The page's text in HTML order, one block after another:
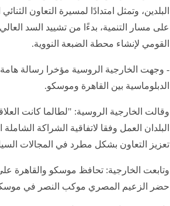
البلدين، وتمثل امتدادًا لمسيرة التعاون
على مسار التنمية، بدءًا من تشييد السد
القومي لإنشاء محطة الضبعة النووية.
الدبلوماسية بين القاهرة وموسكو.
وقالت الخارجية الروسية: "لطالما كانت
تعزيز التعاون بشكل مطرد في المجالات
حضر الزعيم المصري موكب النصر في